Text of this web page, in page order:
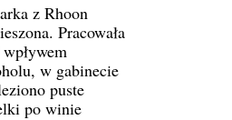
z Rhoon
Pracowała
w gabinecie
puste
po winie